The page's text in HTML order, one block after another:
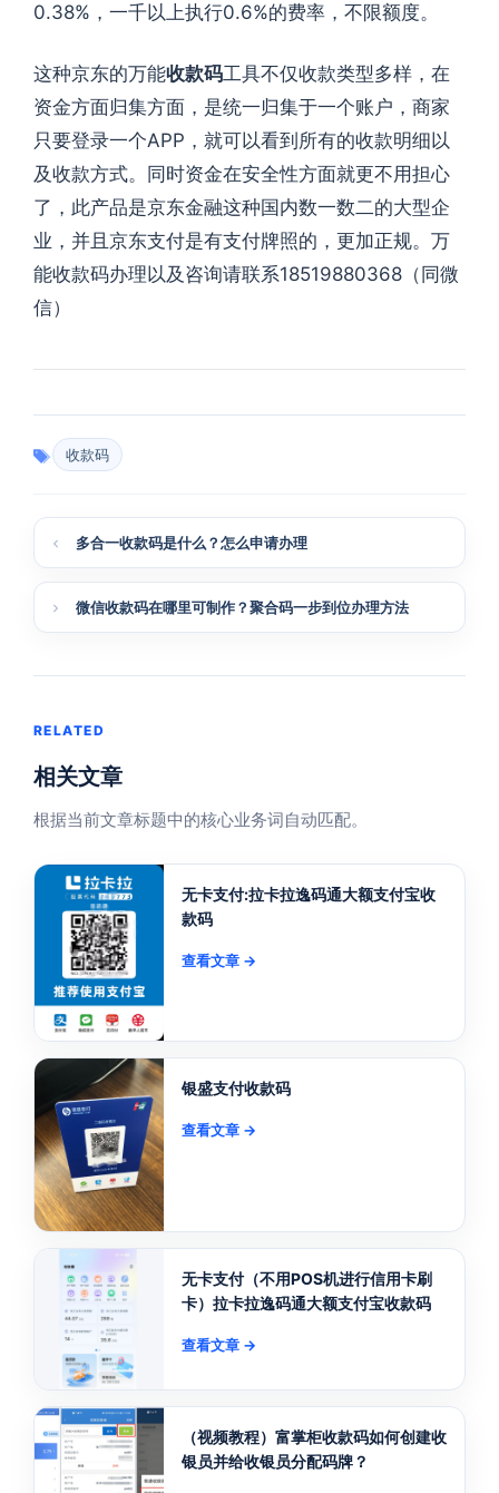
0.38%，一千以上执行0.6%的费率，不限额度。
这种京东的万能收款码工具不仅收款类型多样，在
资金方面归集方面，是统一归集于一个账户，商家
只要登录一个APP，就可以看到所有的收款明细以
及收款方式。同时资金在安全性方面就更不用担心
了，此产品是京东金融这种国内数一数二的大型企
业，并且京东支付是有支付牌照的，更加正规。万
能收款码办理以及咨询请联系18519880368（同微
信）
收款码
多合一收款码是什么？怎么申请办理
微信收款码在哪里可制作？聚合码一步到位办理方法
RELATED
相关文章
根据当前文章标题中的核心业务词自动匹配。
无卡支付:拉卡拉逸码通大额支付宝收
款码
查看文章 →
银盛支付收款码
查看文章 →
无卡支付（不用POS机进行信用卡刷
卡）拉卡拉逸码通大额支付宝收款码
查看文章 →
（视频教程）富掌柜收款码如何创建收
银员并给收银员分配码牌？